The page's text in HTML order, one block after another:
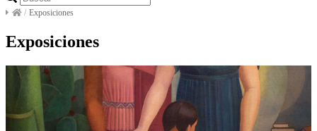
/ Exposiciones
Exposiciones